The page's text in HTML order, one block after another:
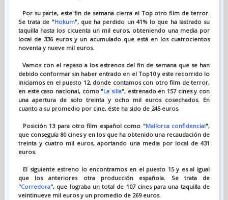
Por su parte, este fin de semana cierra el Top otro film de terror.
Se trata de "Hokum", que ha perdido un 41% lo que ha lastrado su
taquilla hasta los cicuenta un mil euros, obteniendo una media por
local de 336 euros y un acumulado que está en los cuatrocientos
noventa y nueve mil euros.
Vamos con el repaso a los estrenos del fin de semana que se han
debido conformar sin haber entrado en el Top10 y este recorrido lo
iniciamos en el puesto 12, donde contamos con otro film de terror,
en este caso nacional, como "La silla", estrenado en 157 cines y con
una apertura de solo treinta y ocho mil euros cosechados. En
cuanto a su promedio por cine, éste ha sido de 245 euros.
Posición 13 para otro film español como "Mallorca confidencial",
que conseguía 80 cines y en los que ha obtenido una recaudación de
treinta y cuatro mil euros, aportando una media por local de 431
euros.
El siguiente estreno lo encontramos en el puesto 15 y es al igual
que los anteriores otra producción española. Se trata de
"Corredora", que lograba un total de 107 cines para una taquilla de
veintinueve mil euros y un promedio de 269 euros.